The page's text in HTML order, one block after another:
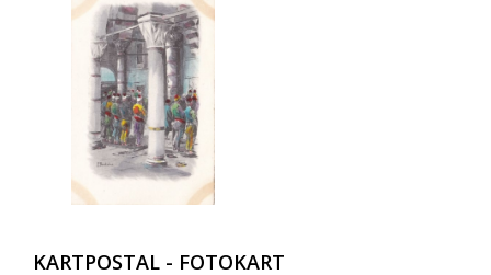
KARTPOSTAL - FOTOKART